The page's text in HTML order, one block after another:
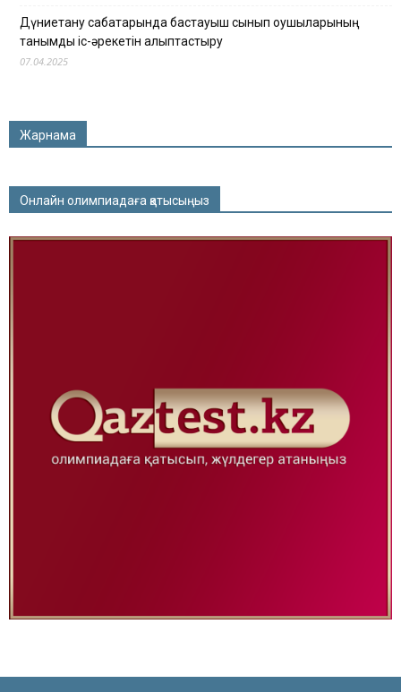
Дүниетану сабақтарында бастауыш сынып оқушыларының
танымдық іс-әрекетін қалыптастыру
07.04.2025
Жарнама
Онлайн олимпиадаға қатысыңыз